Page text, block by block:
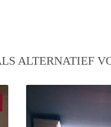
ALTERNATIEF